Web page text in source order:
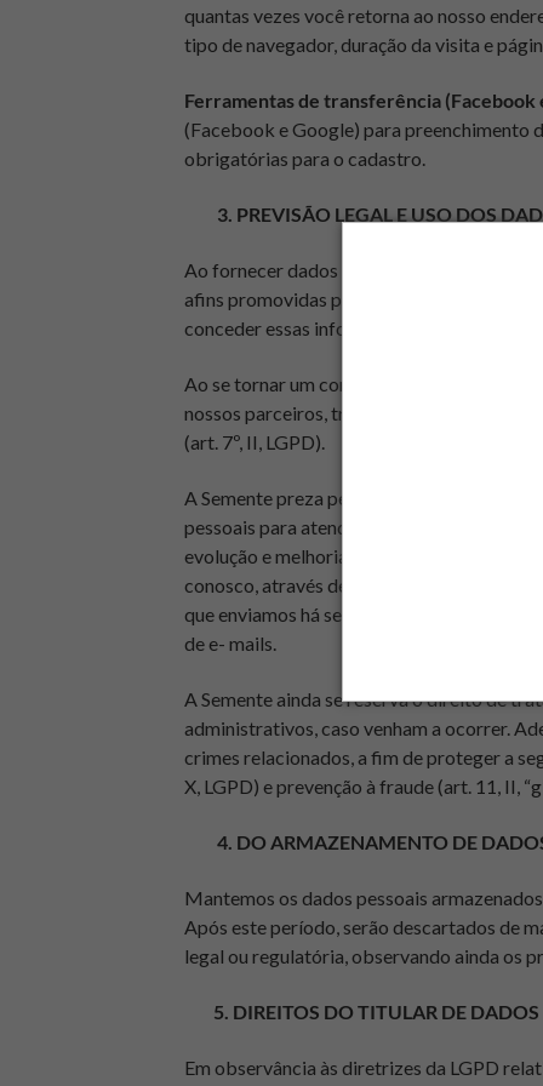
quantas vezes você retorna ao nosso
tipo de navegador, duração da visita e
Ferramentas de transferência (Facebook
(Facebook e Google) para preenchimento
obrigatórias para o cadastro.
3. PREVISÃO LEGAL E USO DOS
Ao fornecer dados pessoais em nossos
afins promovidas pela Semente,
conceder essas informações para obter
Ao se tornar um consumidor dos produtos
nossos parceiros, tratamos seus dados
(art. 7º, II, LGPD).
A Semente preza pela aprendizagem e
pessoais para atender nosso legítimo
evolução e melhoria em nossos
conosco, através de comunicações de
que enviamos há sempre um link
de e- mails.
A Semente ainda se reserva o direito de
administrativos, caso venham a ocorrer.
crimes relacionados, a fim de proteger a
X, LGPD) e prevenção à fraude (art. 11, II,
4. DO ARMAZENAMENTO DE
Mantemos os dados pessoais
Após este período, serão descartados de
legal ou regulatória, observando ainda os
5. DIREITOS DO TITULAR DE DADOS
Em observância às diretrizes da LGPD